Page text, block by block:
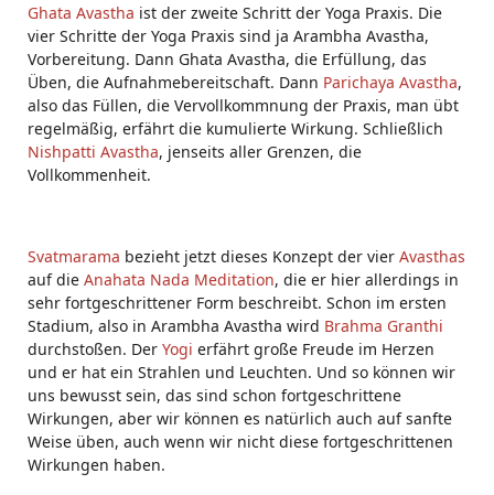
Ghata Avastha ist der zweite Schritt der Yoga Praxis. Die
vier Schritte der Yoga Praxis sind ja Arambha Avastha,
Vorbereitung. Dann Ghata Avastha, die Erfüllung, das
Üben, die Aufnahmebereitschaft. Dann Parichaya Avastha,
also das Füllen, die Vervollkommnung der Praxis, man übt
regelmäßig, erfährt die kumulierte Wirkung. Schließlich
Nishpatti Avastha, jenseits aller Grenzen, die
Vollkommenheit.
Svatmarama bezieht jetzt dieses Konzept der vier Avasthas
auf die Anahata Nada Meditation, die er hier allerdings in
sehr fortgeschrittener Form beschreibt. Schon im ersten
Stadium, also in Arambha Avastha wird Brahma Granthi
durchstoßen. Der Yogi erfährt große Freude im Herzen
und er hat ein Strahlen und Leuchten. Und so können wir
uns bewusst sein, das sind schon fortgeschrittene
Wirkungen, aber wir können es natürlich auch auf sanfte
Weise üben, auch wenn wir nicht diese fortgeschrittenen
Wirkungen haben.